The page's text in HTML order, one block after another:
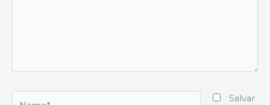
Salvar